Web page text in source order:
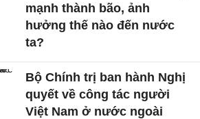
mạnh thành bão, ảnh
hưởng thế nào đến nước
ta?
Bộ Chính trị ban hành Nghị
quyết về công tác người
Việt Nam ở nước ngoài